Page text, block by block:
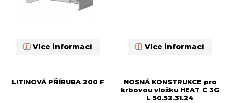
Více informací Více informací
LITINOVÁ PŘÍRUBA 200 F
NOSNÁ KONSTRUKCE pro
krbovou vložku HEAT C 3G
L 50.52.31.24